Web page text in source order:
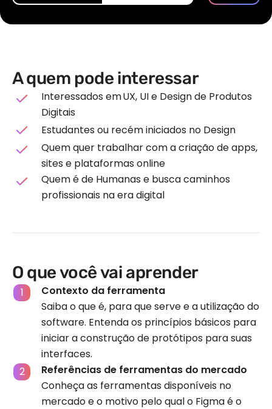
A quem pode interessar
Interessados em UX, UI e Design de Produtos
Digitais
Estudantes ou recém iniciados no Design
Quem quer trabalhar com a criação de apps,
sites e plataformas online
Quem é de Humanas e busca caminhos
profissionais na era digital
O que você vai aprender
Contexto da ferramenta
Saiba o que é, para que serve e a utilização do
software. Entenda os princípios básicos para
iniciar a construção de protótipos para suas
interfaces.
Referências de ferramentas do mercado
Conheça as ferramentas disponíveis no
mercado e o motivo pelo qual o Figma é o